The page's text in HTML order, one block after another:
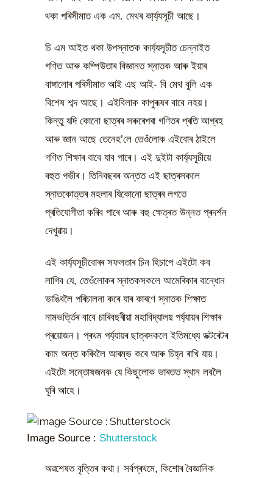
থকা পৰিসীমাত এক এম. মেথৰ কা্ৰ্য্যসূচী আছে।
চি এম আইত থকা উপস্নাতক কাৰ্য্যসূচীত চেন্নাইত
গণিত আৰু কম্পিউতাৰ বিজ্ঞানত স্নাতক আৰু ইয়াৰ
বাঙ্গালোৰ পৰিসীমাত আই এছ আই- বি মেথ বুলি এক
বিশেষ শব্দ আছে। এইবিলাক কাপুৰূষৰ বাবে নহয়।
কিন্তু যদি কোনো ছাত্ৰৰ সৰুৰেপৰা গণিতৰ প্ৰতি আগ্ৰহ
আৰু জ্ঞান আছে তেনেহ’লে তেওঁলোক এইবোৰ ঠাইলে
গণিত শিক্ষাৰ বাবে যাব পাৰে। এই দুইটা কাৰ্য্যসূচীয়ে
বহুত গভীৰ। তিনিবছৰৰ অন্তত এই ছাত্ৰসকলে
স্নাতকোত্তৰ মহলাৰ যিকোনো ছাত্ৰৰ লগতে
প্ৰতিযোগীতা কৰিব পাৰে আৰু বহু ক্ষেত্ৰত উন্নত প্ৰদৰ্শন
দেখুৱায়।
এই কাৰ্য্যসূচীবোৰৰ সফলতাৰ চিন হিচাপে এইটো কব
লাগিব যে, তেওঁলোকৰ স্নাতকসকলে আমেৰিকাৰ বান্ধোন
ভাঙিবলৈ পৰিচালনা কৰে যাৰ কাৰণে স্নাতক শিক্ষাত
নামভৰ্ত্তিৰ বাবে চাৰিবছৰীয়া মহাবিদ্যালয় পৰ্য্যায়ৰ শিক্ষাৰ
প্ৰয়োজন। প্ৰথম পৰ্য্যায়ৰ ছাত্ৰসকলে ইতিমধ্যে ডক্টৰেটৰ
কাম অন্ত কৰিবলৈ আৰম্ভ কৰে আৰু চিহ্ন ৰাখি যায়।
এইটো সন্তোষজনক যে কিছুলোক ভাৰতত স্থান লবলৈ
ঘূৰি আহে।
Image Source : Shutterstock
অৱশেষত বৃত্তিৰ কথা। সৰ্বপ্ৰথমে, কিশোৰ বৈজ্ঞানিক